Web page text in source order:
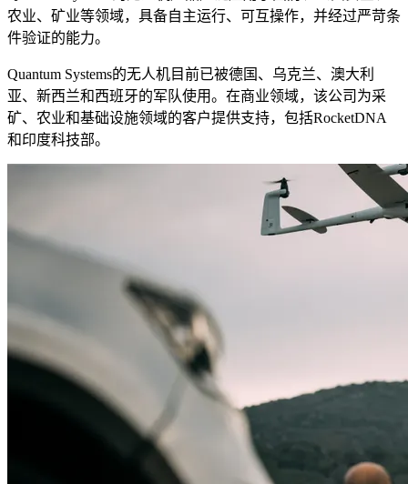
农业、矿业等领域，具备自主运行、可互操作，并经过严苛条
件验证的能力。
Quantum Systems的无人机目前已被德国、乌克兰、澳大利
亚、新西兰和西班牙的军队使用。在商业领域，该公司为采
矿、农业和基础设施领域的客户提供支持，包括RocketDNA
和印度科技部。